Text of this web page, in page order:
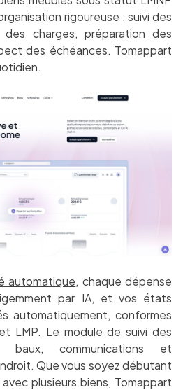
rigoureuse : suivi des
des charges, préparation des
des échéances. Tomappart
automatique, chaque dépense
par IA, et vos états
automatiquement, conformes
LMP. Le module desuivi des
baux, communications et
Que vous soyez débutant
plusieurs biens, Tomappart